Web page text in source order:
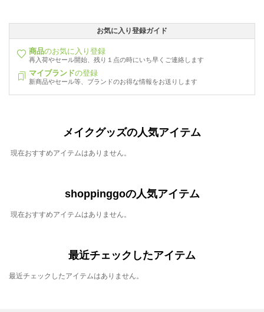
お気に入り登録ガイド
商品のお気に入り登録
再入荷やセール開始、残り１点の時にいち早くご連絡します
マイブランドの登録
新商品やセール等、ブランドのお得な情報をお送りします
メイクグッズの人気アイテム
現在おすすめアイテムはありません。
shoppinggoの人気アイテム
現在おすすめアイテムはありません。
最近チェックしたアイテム
最近チェックしたアイテムはありません。